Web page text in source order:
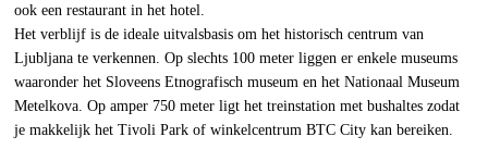
ook een restaurant in het hotel.
Het verblijf is de ideale uitvalsbasis om het historisch centrum van
Ljubljana te verkennen. Op slechts 100 meter liggen er enkele museums
waaronder het Sloveens Etnografisch museum en het Nationaal Museum
Metelkova. Op amper 750 meter ligt het treinstation met bushaltes zodat
je makkelijk het Tivoli Park of winkelcentrum BTC City kan bereiken.